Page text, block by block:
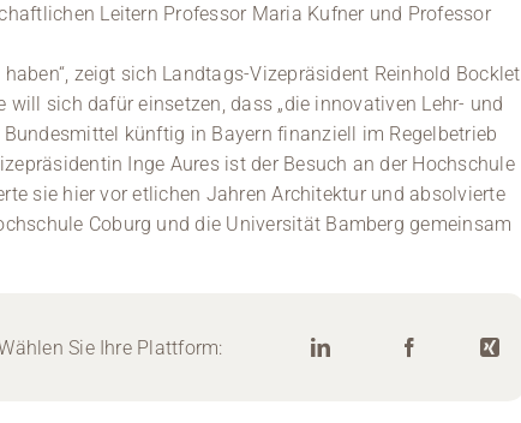
Leitern Professor Maria Kufner und Professor
zeigt sich Landtags-Vizepräsident Reinhold Bocklet
will sich dafür einsetzen, dass „die innovativen Lehr- und
künftig in Bayern finanziell im Regelbetrieb
Inge Aures ist der Besuch an der Hochschule
sie hier vor etlichen Jahren Architektur und absolvierte
Coburg und die Universität Bamberg gemeinsam
Sie Ihre Plattform: